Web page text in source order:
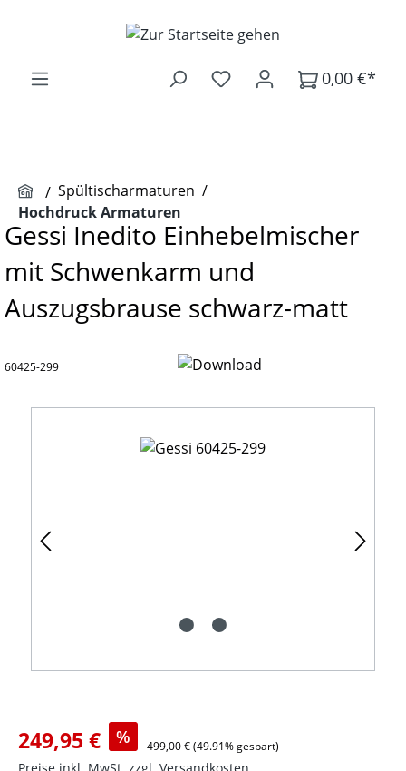
Zum Hauptinhalt springen
0,00 €*
Spültischarmaturen /
Hochdruck Armaturen
Gessi Inedito Einhebelmischer
mit Schwenkarm und
Auszugsbrause schwarz-matt
60425-299
Verkaufspreis:
249,95 € % Regulärer Preis:
499,00 €(49.91% gespart)